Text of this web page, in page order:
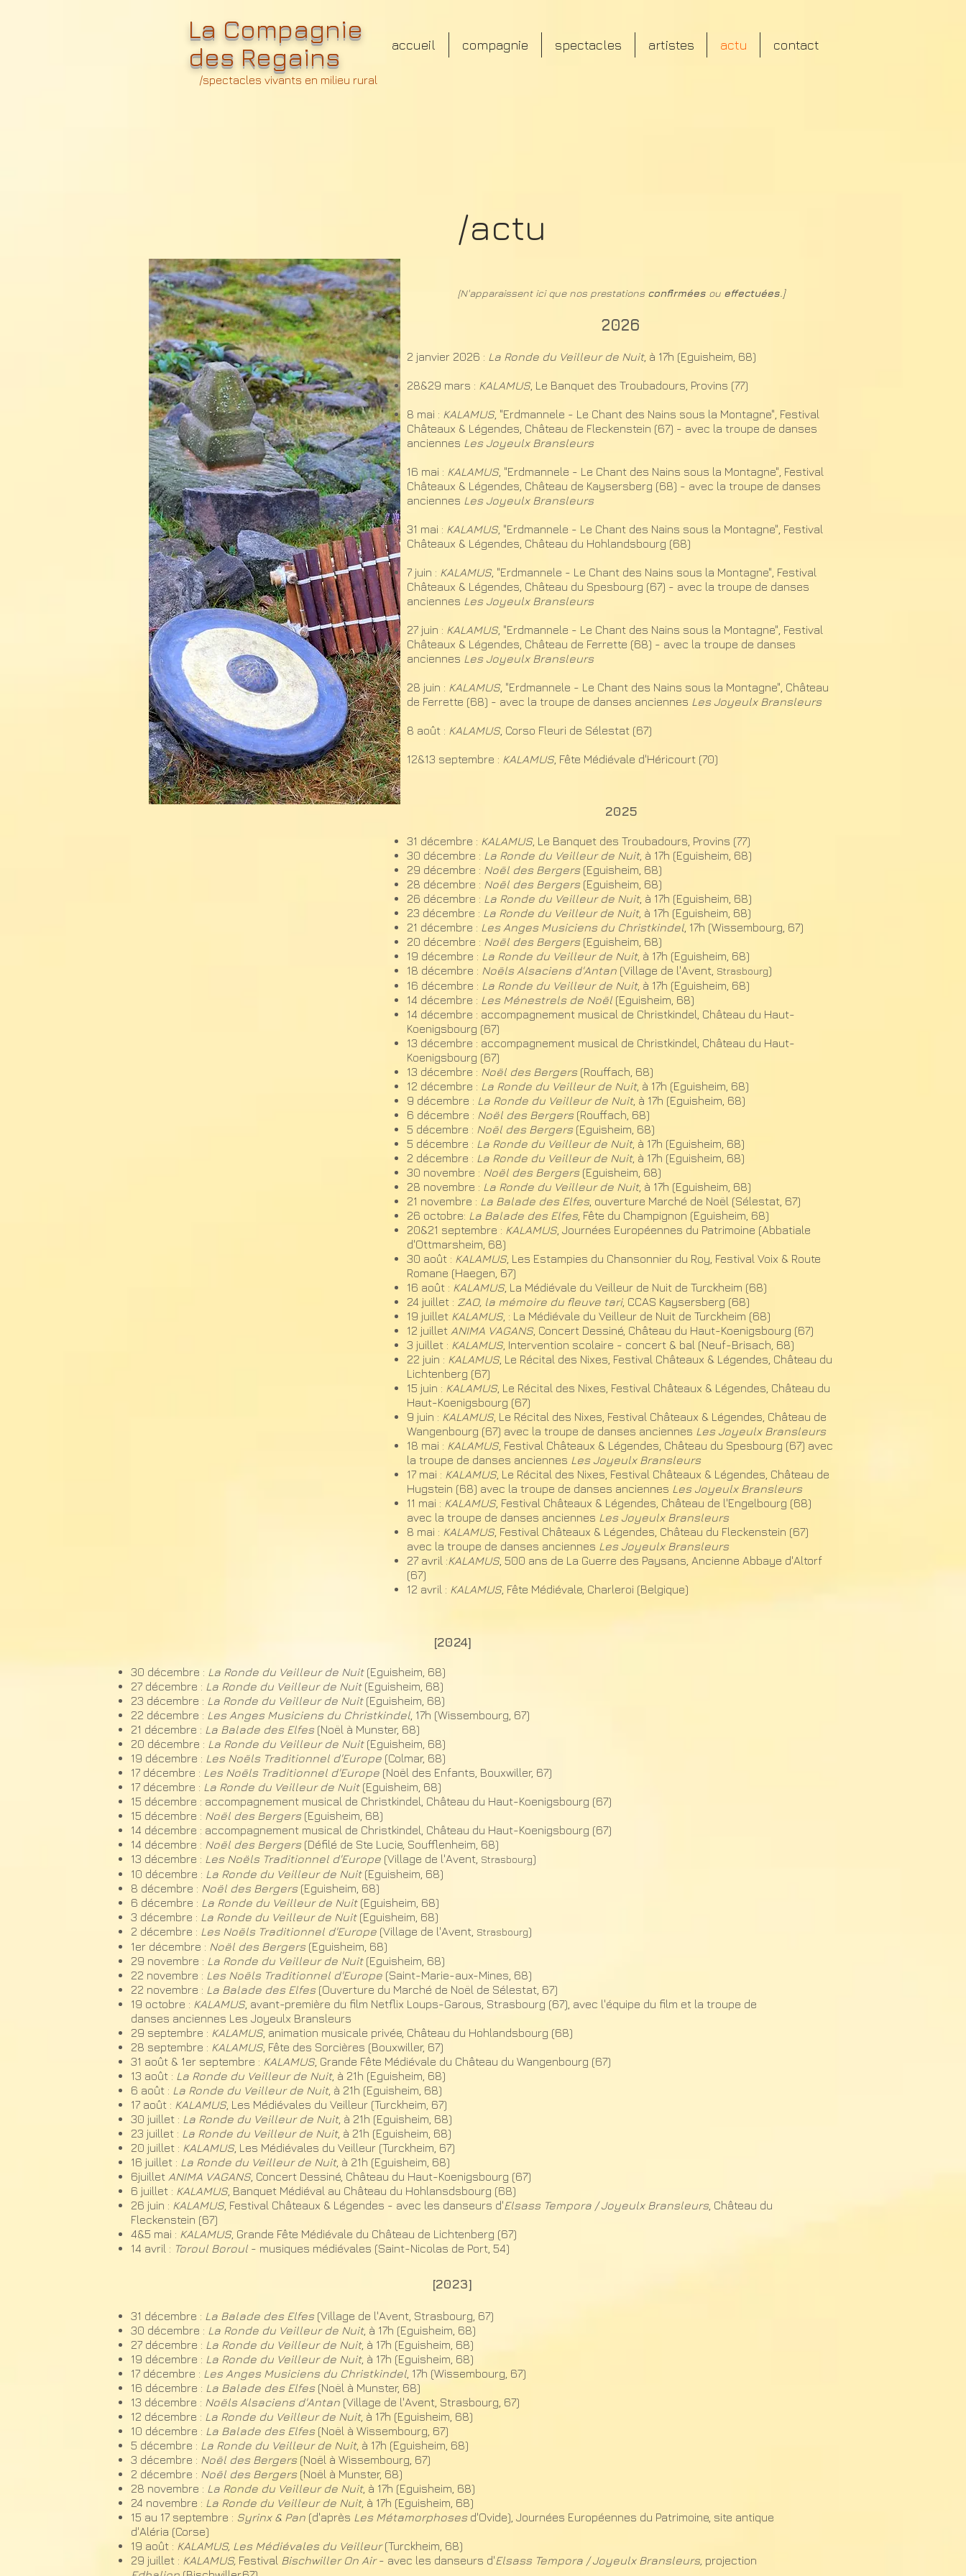
La Compagnie
des Regains
accueil compagnie spectacles artistes actu contact
/spectacles vivants en milieu rural
/actu
[N'apparaissent ici que nos prestations confirmées ou effectuées.]
2026
2 janvier 2026 : La Ronde du Veilleur de Nuit, à 17h (Eguisheim, 68)
28&29 mars : KALAMUS, Le Banquet des Troubadours, Provins (77)
8 mai : KALAMUS, "Erdmannele - Le Chant des Nains sous la Montagne", Festival
Châteaux & Légendes, Château de Fleckenstein (67) - avec la troupe de danses
anciennes Les Joyeulx Bransleurs
16 mai : KALAMUS, "Erdmannele - Le Chant des Nains sous la Montagne", Festival
Châteaux & Légendes, Château de Kaysersberg (68) - avec la troupe de danses
anciennes Les Joyeulx Bransleurs
31 mai : KALAMUS, "Erdmannele - Le Chant des Nains sous la Montagne", Festival
Châteaux & Légendes, Château du Hohlandsbourg (68)​
7 juin : KALAMUS, "Erdmannele - Le Chant des Nains sous la Montagne", Festival
Châteaux & Légendes, Château du Spesbourg (67) - avec la troupe de danses
anciennes Les Joyeulx Bransleurs
27 juin : KALAMUS, "Erdmannele - Le Chant des Nains sous la Montagne", Festival
Châteaux & Légendes, Château de Ferrette (68) - avec la troupe de danses
anciennes Les Joyeulx Bransleurs
28 juin : KALAMUS, "Erdmannele - Le Chant des Nains sous la Montagne", Château
de Ferrette (68) - avec la troupe de danses anciennes Les Joyeulx Bransleurs
8 août : KALAMUS, Corso Fleuri de Sélestat (67)
12&13 septembre : KALAMUS, Fête Médiévale d'Héricourt (70)
2025
31 décembre : KALAMUS, Le Banquet des Troubadours, Provins (77)
30 décembre : La Ronde du Veilleur de Nuit, à 17h (Eguisheim, 68)
29 décembre : Noël des Bergers (Eguisheim, 68)
28 décembre : Noël des Bergers (Eguisheim, 68)
26 décembre : La Ronde du Veilleur de Nuit, à 17h (Eguisheim, 68)
23 décembre : La Ronde du Veilleur de Nuit, à 17h (Eguisheim, 68)
21 décembre : Les Anges Musiciens du Christkindel , 17h (Wissembourg, 67)
20 décembre : Noël des Bergers (Eguisheim, 68)
19 décembre : La Ronde du Veilleur de Nuit, à 17h (Eguisheim, 68)
18 décembre : Noëls Alsaciens d'Antan (Village de l'Avent, Strasbourg)
16 décembre : La Ronde du Veilleur de Nuit, à 17h (Eguisheim, 68)
14 décembre : Les Ménestrels de Noël (Eguisheim, 68)
14 décembre : accompagnement musical de Christkindel, Château du Haut-
Koenigsbourg (67)​
13 décembre : accompagnement musical de Christkindel, Château du Haut-
Koenigsbourg (67)​
13 décembre : Noël des Bergers (Rouffach, 68)
12 décembre : La Ronde du Veilleur de Nuit, à 17h (Eguisheim, 68)
9 décembre : La Ronde du Veilleur de Nuit, à 17h (Eguisheim, 68)
6 décembre : Noël des Bergers (Rouffach, 68)
5 décembre : Noël des Bergers (Eguisheim, 68)
5 décembre : La Ronde du Veilleur de Nuit, à 17h (Eguisheim, 68)
2 décembre : La Ronde du Veilleur de Nuit, à 17h (Eguisheim, 68)
30 novembre : Noël des Bergers (Eguisheim, 68)
28 novembre : La Ronde du Veilleur de Nuit, à 17h (Eguisheim, 68)
21 novembre : La Balade des Elfes, ouverture Marché de Noël (Sélestat, 67)
26 octobre: La Balade des Elfes, Fête du Champignon (Eguisheim, 68)
20&21 septembre : KALAMUS, Journées Européennes du Patrimoine (Abbatiale
d'Ottmarsheim, 68)
​30 août : KALAMUS, Les Estampies du Chansonnier du Roy, Festival Voix & Route
Romane (Haegen, 67)
​16 août : KALAMUS, La Médiévale du Veilleur de Nuit de Turckheim (68)
24 juillet : ZAO, la mémoire du fleuve tari, CCAS Kaysersberg (68)
19 juillet KALAMUS, : La Médiévale du Veilleur de Nuit de Turckheim (68)
12 juillet ANIMA VAGANS, Concert Dessiné, Château du Haut-Koenigsbourg (67)​
3 juillet : KALAMUS, Intervention scolaire - concert & bal (Neuf-Brisach, 68)
​22 juin : KALAMUS, Le Récital des Nixes, Festival Châteaux & Légendes, Château du
Lichtenberg (67)
​15 juin : KALAMUS, Le Récital des Nixes, Festival Châteaux & Légendes, Château du
Haut-Koenigsbourg (67)
​9 juin : KALAMUS, Le Récital des Nixes, Festival Châteaux & Légendes, Château de
Wangenbourg (67) avec la troupe de danses anciennes Les Joyeulx Bransleurs
​18 mai : KALAMUS, Festival Châteaux & Légendes, Château du Spesbourg (67) avec
la troupe de danses anciennes Les Joyeulx Bransleurs
​17 mai : KALAMUS, Le Récital des Nixes, Festival Châteaux & Légendes, Château de
Hugstein (68) avec la troupe de danses anciennes Les Joyeulx Bransleurs
​11 mai : KALAMUS, Festival Châteaux & Légendes, Château de l'Engelbourg (68)
avec la troupe de danses anciennes Les Joyeulx Bransleurs
8 mai : KALAMUS, Festival Châteaux & Légendes, Château du Fleckenstein (67)
avec la troupe de danses anciennes Les Joyeulx Bransleurs
​27 avril :KALAMUS, 500 ans de La Guerre des Paysans, Ancienne Abbaye d'Altorf
(67)
​12 avril : KALAMUS, Fête Médiévale, Charleroi (Belgique)
[2024]
30 décembre : La Ronde du Veilleur de Nuit(Eguisheim, 68)​
27 décembre : La Ronde du Veilleur de Nuit(Eguisheim, 68)​
23 décembre : La Ronde du Veilleur de Nuit(Eguisheim, 68)​
22 décembre : Les Anges Musiciens du Christkindel , 17h (Wissembourg, 67)
21 décembre : La Balade des Elfes (Noël à Munster, 68)
20 décembre : La Ronde du Veilleur de Nuit(Eguisheim, 68)​
19 décembre : Les Noëls Traditionnel d'Europe (Colmar, 68)
17 décembre : Les Noëls Traditionnel d'Europe (Noël des Enfants, Bouxwiller, 67)
17 décembre : La Ronde du Veilleur de Nuit(Eguisheim, 68)​
15 décembre : accompagnement musical de Christkindel, Château du Haut-Koenigsbourg (67)​
15 décembre : Noël des Bergers (Eguisheim, 68)
14 décembre : accompagnement musical de Christkindel, Château du Haut-Koenigsbourg (67)​
14 décembre : Noël des Bergers (Défilé de Ste Lucie, Soufflenheim, 68)
13 décembre : Les Noëls Traditionnel d'Europe (Village de l'Avent, Strasbourg)
10 décembre : La Ronde du Veilleur de Nuit(Eguisheim, 68)​
8 décembre : Noël des Bergers (Eguisheim, 68)
6 décembre : La Ronde du Veilleur de Nuit(Eguisheim, 68)​
3 décembre : La Ronde du Veilleur de Nuit(Eguisheim, 68)​
2 décembre : Les Noëls Traditionnel d'Europe (Village de l'Avent, Strasbourg)
1er décembre : Noël des Bergers (Eguisheim, 68)
29 novembre : La Ronde du Veilleur de Nuit(Eguisheim, 68)​
22 novembre : Les Noëls Traditionnel d'Europe (Saint-Marie-aux-Mines, 68)
22 novembre : La Balade des Elfes (Ouverture du Marché de Noël de Sélestat, 67)
19 octobre : KALAMUS, avant-première du film Netflix Loups-Garous, Strasbourg (67), avec l'équipe du film et la troupe de
danses anciennes Les Joyeulx Bransleurs
29 septembre : KALAMUS, animation musicale privée, Château du Hohlandsbourg (68)
28 septembre : KALAMUS, Fête des Sorcières (Bouxwiller, 67)
31 août & 1er septembre : KALAMUS, Grande Fête Médiévale du Château du Wangenbourg (67)
13 août : La Ronde du Veilleur de Nuit, à 21h (Eguisheim, 68)
6 août : La Ronde du Veilleur de Nuit, à 21h (Eguisheim, 68)
17 août : KALAMUS, Les Médiévales du Veilleur (Turckheim, 67)
30 juillet : La Ronde du Veilleur de Nuit, à 21h (Eguisheim, 68)
23 juillet : La Ronde du Veilleur de Nuit, à 21h (Eguisheim, 68)
20 juillet : KALAMUS, Les Médiévales du Veilleur (Turckheim, 67)
16 juillet : La Ronde du Veilleur de Nuit, à 21h (Eguisheim, 68)
6juillet ANIMA VAGANS, Concert Dessiné, Château du Haut-Koenigsbourg (67)​
6 juillet : KALAMUS, Banquet Médiéval au Château du Hohlansdsbourg (68)
26 juin : KALAMUS, Festival Châteaux & Légendes - avec les danseurs d'Elsass Tempora / Joyeulx Bransleurs, Château du
Fleckenstein (67)
4&5 mai : KALAMUS, Grande Fête Médiévale du Château de Lichtenberg (67)
14 avril : Toroul Boroul - musiques médiévales (Saint-Nicolas de Port, 54)
[2023]
31 décembre : La Balade des Elfes (Village de l'Avent, Strasbourg, 67)
30 décembre : La Ronde du Veilleur de Nuit, à 17h (Eguisheim, 68)
27 décembre : La Ronde du Veilleur de Nuit, à 17h (Eguisheim, 68)
19 décembre : La Ronde du Veilleur de Nuit, à 17h (Eguisheim, 68)
17 décembre : Les Anges Musiciens du Christkindel , 17h (Wissembourg, 67)
16 décembre : La Balade des Elfes (Noël à Munster, 68)
13 décembre : Noëls Alsaciens d'Antan (Village de l'Avent, Strasbourg, 67)
12 décembre : La Ronde du Veilleur de Nuit, à 17h (Eguisheim, 68)
10 décembre : La Balade des Elfes (Noël à Wissembourg, 67)
5 décembre : La Ronde du Veilleur de Nuit, à 17h (Eguisheim, 68)
3 décembre : Noël des Bergers (Noël à Wissembourg, 67)
2 décembre : Noël des Bergers (Noël à Munster, 68)
28 novembre : La Ronde du Veilleur de Nuit, à 17h (Eguisheim, 68)
24 novembre : La Ronde du Veilleur de Nuit, à 17h (Eguisheim, 68)
15 au 17 septembre : Syrinx & Pan (d'après Les Métamorphosesd'Ovide), Journées Européennes du Patrimoine, site antique
d'Aléria (Corse)
19 août : KALAMUS, LesMédiévales du Veilleur(Turckheim, 68)
29 juillet : KALAMUS, Festival Bischwiller On Air- avec les danseurs d'Elsass Tempora / Joyeulx Bransleurs, projection